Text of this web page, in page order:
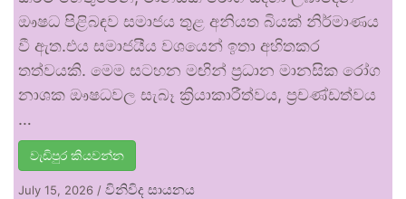
ඖෂධ පිළිබඳව සමාජය තුළ අනියත බියක් නිර්මාණය
වී ඇත.එය සමාජයීය වශයෙන් ඉතා අහිතකර
තත්වයකි. මෙම සටහන මඟින් ප්‍රධාන මානසික රෝග
නාශක ඖෂධවල සැබෑ ක්‍රියාකාරීත්වය, ප්‍රචණ්ඩත්වය
…
වැඩිපුර කියවන්න
July 15, 2026 / විනිවිද සායනය